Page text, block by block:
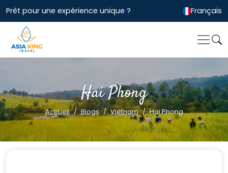
Prêt pour une expérience unique ? Français
Hai Phong
Accueil Blogs Vietnam Hai Phong